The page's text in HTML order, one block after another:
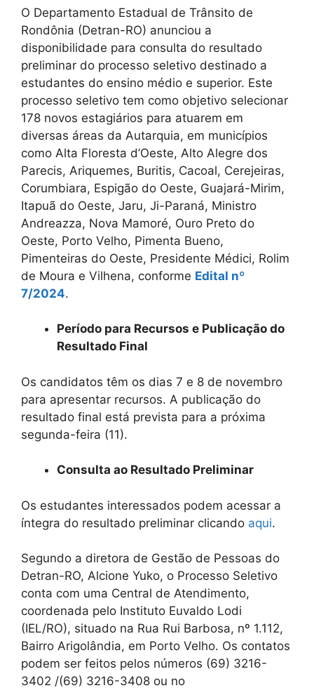
O Departamento Estadual de Trânsito de
Rondônia (Detran-RO) anunciou a
disponibilidade para consulta do resultado
preliminar do processo seletivo destinado a
estudantes do ensino médio e superior. Este
processo seletivo tem como objetivo selecionar
178 novos estagiários para atuarem em
diversas áreas da Autarquia, em municípios
como Alta Floresta d’Oeste, Alto Alegre dos
Parecis, Ariquemes, Buritis, Cacoal, Cerejeiras,
Corumbiara, Espigão do Oeste, Guajará-Mirim,
Itapuã do Oeste, Jaru, Ji-Paraná, Ministro
Andreazza, Nova Mamoré, Ouro Preto do
Oeste, Porto Velho, Pimenta Bueno,
Pimenteiras do Oeste, Presidente Médici, Rolim
de Moura e Vilhena, conforme Edital nº
7/2024.
Período para Recursos e Publicação do
Resultado Final
Os candidatos têm os dias 7 e 8 de novembro
para apresentar recursos. A publicação do
resultado final está prevista para a próxima
segunda-feira (11).
Consulta ao Resultado Preliminar
Os estudantes interessados podem acessar a
íntegra do resultado preliminar clicando aqui.
Segundo a diretora de Gestão de Pessoas do
Detran-RO, Alcione Yuko, o Processo Seletivo
conta com uma Central de Atendimento,
coordenada pelo Instituto Euvaldo Lodi
(IEL/RO), situado na Rua Rui Barbosa, nº 1.112,
Bairro Arigolândia, em Porto Velho. Os contatos
podem ser feitos pelos números (69) 3216-
3402 /(69) 3216-3408 ou no